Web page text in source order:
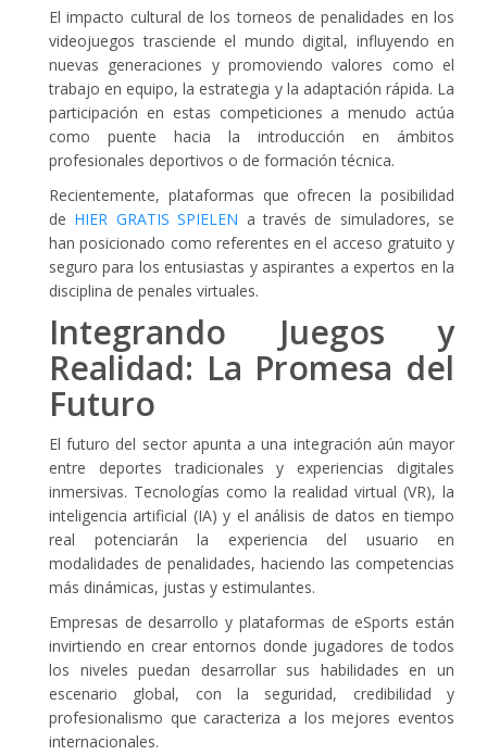
El impacto cultural de los torneos de penalidades en los
videojuegos trasciende el mundo digital, influyendo en
nuevas generaciones y promoviendo valores como el
trabajo en equipo, la estrategia y la adaptación rápida. La
participación en estas competiciones a menudo actúa
como puente hacia la introducción en ámbitos
profesionales deportivos o de formación técnica.
Recientemente, plataformas que ofrecen la posibilidad
de HIER GRATIS SPIELEN a través de simuladores, se
han posicionado como referentes en el acceso gratuito y
seguro para los entusiastas y aspirantes a expertos en la
disciplina de penales virtuales.
Integrando Juegos y
Realidad: La Promesa del
Futuro
El futuro del sector apunta a una integración aún mayor
entre deportes tradicionales y experiencias digitales
inmersivas. Tecnologías como la realidad virtual (VR), la
inteligencia artificial (IA) y el análisis de datos en tiempo
real potenciarán la experiencia del usuario en
modalidades de penalidades, haciendo las competencias
más dinámicas, justas y estimulantes.
Empresas de desarrollo y plataformas de eSports están
invirtiendo en crear entornos donde jugadores de todos
los niveles puedan desarrollar sus habilidades en un
escenario global, con la seguridad, credibilidad y
profesionalismo que caracteriza a los mejores eventos
internacionales.